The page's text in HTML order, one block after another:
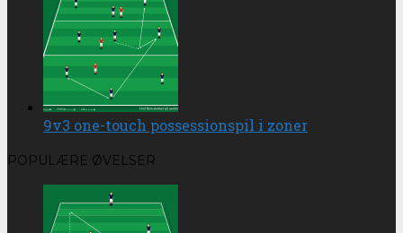
9v3 one-touch possessionspil i zoner
POPULÆRE ØVELSER